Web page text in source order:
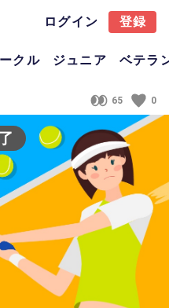
ログイン 登録
クル ジュニア ベテラ
65 0